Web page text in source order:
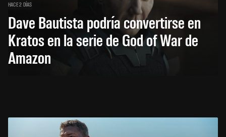
HACE 2 DÍAS
Dave Bautista podría convertirse en
Kratos en la serie de God of War de
Amazon